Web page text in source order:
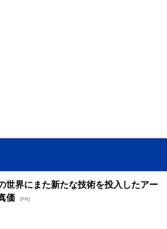
世界にまた新たな技術を投入したアー
価 [PR]